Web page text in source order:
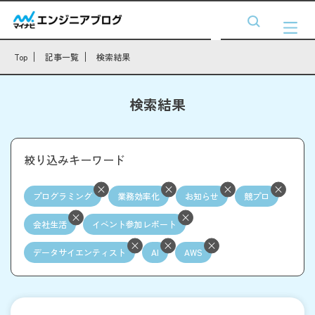
Top 記事一覧 検索結果
検索結果
絞り込みキーワード
プログラミング 業務効率化 お知らせ 競プロ
会社生活 イベント参加レポート
データサイエンティスト AI AWS